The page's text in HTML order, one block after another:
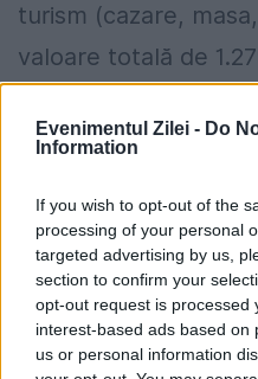
Evenimentul Zilei - Do
Information
If you wish to opt-out of the
processing of your personal
targeted advertising by us,
section to confirm your
opt-out request is processed
interest-based ads based on
us or personal information
turism (cazare,
valoare totală de
Pachetele
mai mare parte
ai săi: prieteni,
alţi angajaţi ai
turistice au fost